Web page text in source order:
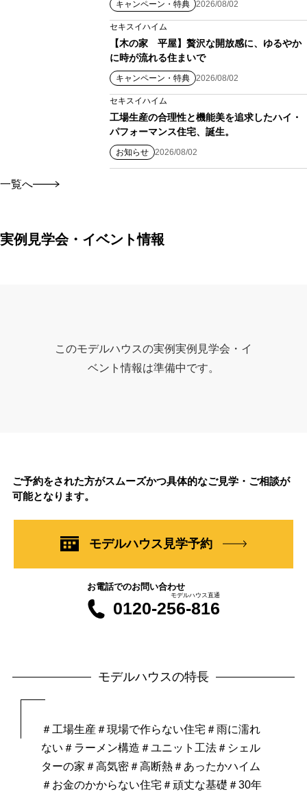
キャンペーン・特典 2026/08/02
セキスイハイム
【木の家 平屋】贅沢な開放感に、ゆるやか
に時が流れる住まいで
キャンペーン・特典 2026/08/02
セキスイハイム
工場生産の合理性と機能美を追求したハイ・
パフォーマンス住宅、誕生。
お知らせ 2026/08/02
一覧へ
実例見学会・イベント情報
このモデルハウスの実例実例見学会・イ
ベント情報は準備中です。
ご予約をされた方がスムーズかつ具体的なご見学・ご相談が
可能となります。
モデルハウス見学予約
お電話でのお問い合わせ
0120-256-816
モデルハウス直通
モデルハウスの特長
＃工場生産＃現場で作らない住宅＃雨に濡れ
ない＃ ラーメン構造＃ユニット工法＃シェル
ターの家＃高気密＃高断熱＃あったかハイム
＃お金のかからない住宅＃頑丈な基礎＃30年